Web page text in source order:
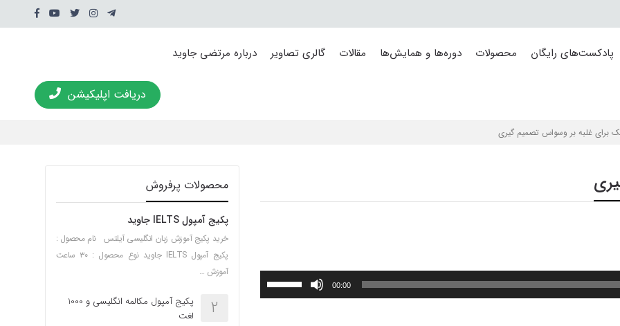
پادکست‌های رایگان محصولات دوره‌ها و همایش‌ها مقالات گالری تصاویر درباره مرتضی جاوید
دریافت اپلیکیشن
برای غلبه بر وسواس تصمیم گیری
00:00
افزایش
محصولات پرفروش
پکیج آمپول IELTS جاوید
خرید پکیج آموزش زبان انگلیسی آیلتس نام محصول :
پکیج آمپول IELTS جاوید نوع محصول : ۳۰ ساعت
آموزش …
2
پکیج آمپول مکالمه انگلیسی و 1000
لغت